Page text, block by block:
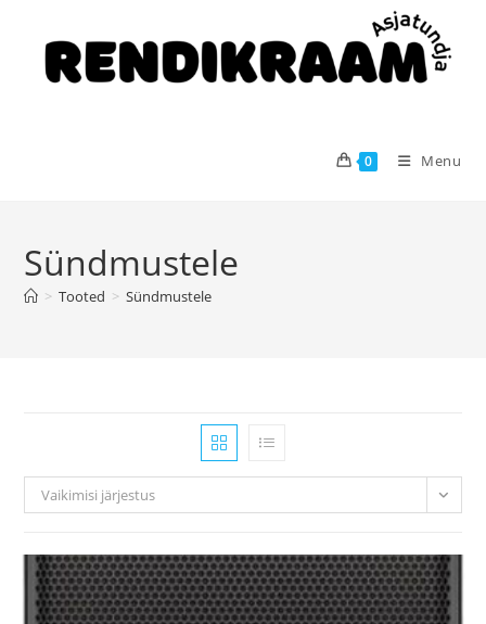
0 Menu
Sündmustele
> Tooted > Sündmustele
Vaikimisi järjestus